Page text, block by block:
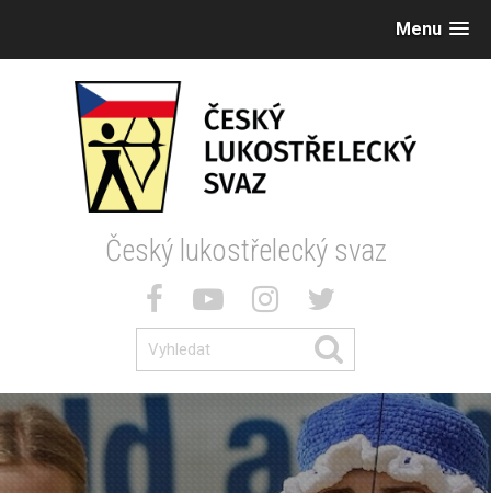
Menu
Český lukostřelecký svaz